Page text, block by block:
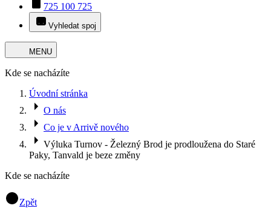
725 100 725
Vyhledat spoj
MENU
Kde se nacházíte
Úvodní stránka
O nás
Co je v Arrivě nového
Výluka Turnov - Železný Brod je prodloužena do Staré
Paky, Tanvald je beze změny
Kde se nacházíte
Zpět